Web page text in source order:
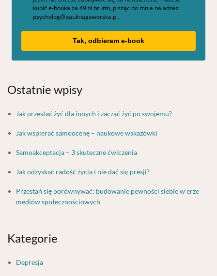
kupić e-booka za 49 zł brutto, pisząc do mnie na adres:
psycholog@paulinagaworska.pl.
Tak, odbieram e-book
Ostatnie wpisy
Jak przestać żyć dla innych i zacząć żyć po swojemu?
Jak wspierać samoocenę – naukowe wskazówki
Samoakceptacja – 3 skuteczne ćwiczenia
Jak odzyskać radość życia i nie dać się presji?
Przestań się porównywać: budowanie pewności siebie w erze
mediów społecznościowych
Kategorie
Depresja